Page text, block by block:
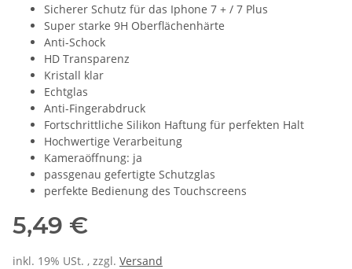
Sicherer Schutz für das Iphone 7 + / 7 Plus
Super starke 9H Oberflächenhärte
Anti-Schock
HD Transparenz
Kristall klar
Echtglas
Anti-Fingerabdruck
Fortschrittliche Silikon Haftung für perfekten Halt
Hochwertige Verarbeitung
Kameraöffnung: ja
passgenau gefertigte Schutzglas
perfekte Bedienung des Touchscreens
5,49 €
inkl. 19% USt. , zzgl. Versand